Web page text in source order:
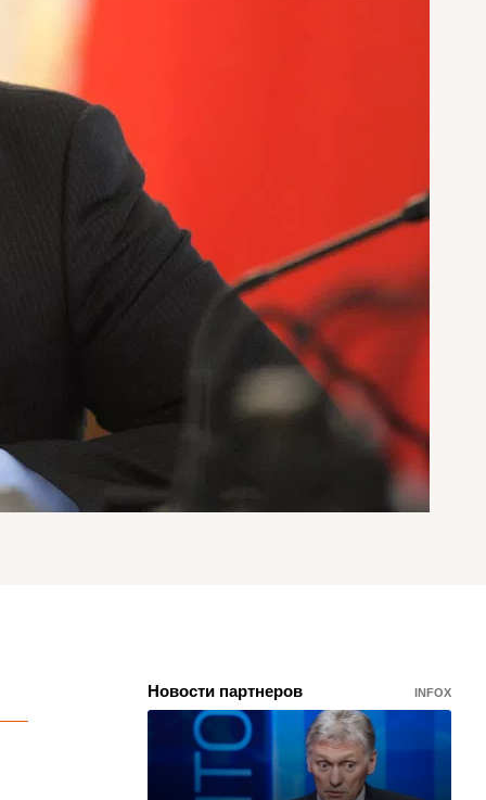
Новости партнеров INFOX